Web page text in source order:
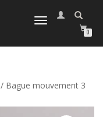
DÉPLIER
0
/ Bague mouvement 3